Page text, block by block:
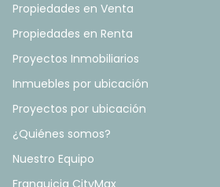
Propiedades en Venta
Propiedades en Renta
Proyectos Inmobiliarios
Inmuebles por ubicación
Proyectos por ubicación
¿Quiénes somos?
Nuestro Equipo